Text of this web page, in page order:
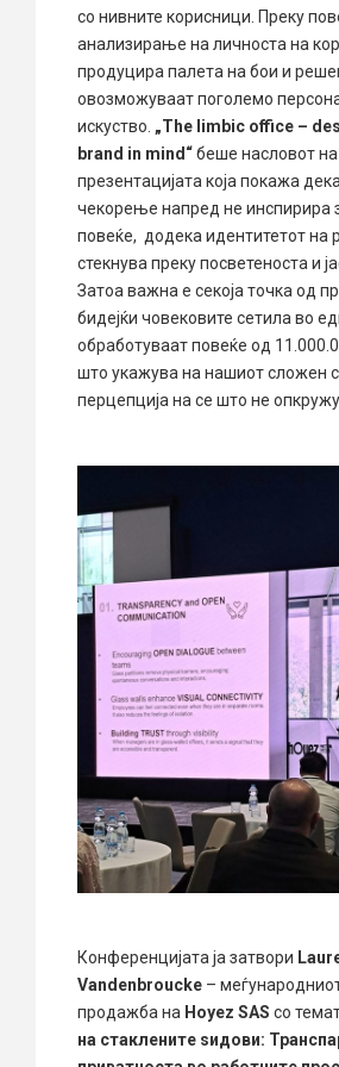
со нивните корисници. Преку
анализирање на личноста на
продуцира палета на бои и
овозможуваат поголемо
искуство. „The limbic office –
brand in mind“беше насловот на
презентацијата која покажа
чекорење напред не инспирира
повеќе, додека идентитетот на
стекнува преку посветеноста и
Затоа важна е секоја точка од
бидејќи човековите сетила во
обработуваат повеќе од
што укажува на нашиот сложен
перцепција на се што не
Конференцијата ја затвори
Vandenbroucke –
продажба на Hoyez SAS со
на стаклените ѕидови: